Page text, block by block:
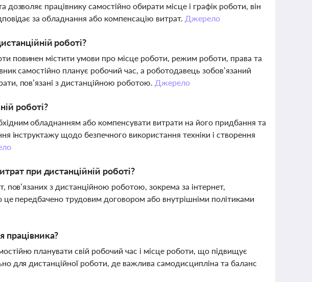
працівнику самостійно обирати місце і графік роботи, він
за обладнання або компенсацію витрат. Джерело
роботі?
повинен містити умови про місце роботи, режим роботи, права та
самостійно планує робочий час, а роботодавець зобов’язаний
пов’язані з дистанційною роботою. Джерело
роботі?
обладнанням або компенсувати витрати на його придбання та
інструктажу щодо безпечного використання техніки і створення
при дистанційній роботі?
пов’язаних з дистанційною роботою, зокрема за інтернет,
це передбачено трудовим договором або внутрішніми політиками
працівника?
планувати свій робочий час і місце роботи, що підвищує
для дистанційної роботи, де важлива самодисципліна та баланс